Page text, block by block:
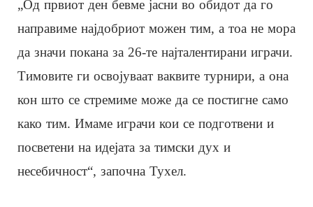
„Од првиот ден бевме јасни во обидот да го
направиме најдобриот можен тим, а тоа не мора
да значи покана за 26-те најталентирани играчи.
Тимовите ги освојуваат ваквите турнири, а она
кон што се стремиме може да се постигне само
како тим. Имаме играчи кои се подготвени и
посветени на идејата за тимски дух и
несебичност“, започна Тухел.